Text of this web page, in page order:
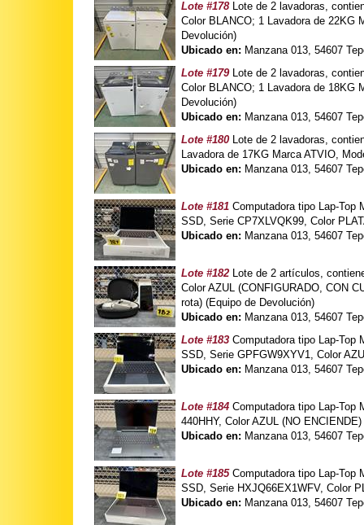
Lote #178Lote de 2 lavadoras,
Color BLANCO; 1 Lavadora de 22KG
Devolución)
Ubicado en: Manzana 013, 54607
Lote #179Lote de 2 lavadoras,
Color BLANCO; 1 Lavadora de 18KG
Devolución)
Ubicado en: Manzana 013, 54607
Lote #180 Lote de 2 lavadoras,
Lavadora de 17KG Marca ATVIO,
Ubicado en: Manzana 013, 54607
Lote #181 Computadora tipo Lap-Top
SSD, Serie CP7XLVQK99, Color
Ubicado en: Manzana 013, 54607
Lote #182 Lote de 2 artículos,
Color AZUL (CONFIGURADO, CON
rota) (Equipo de Devolución)
Ubicado en: Manzana 013, 54607
Lote #183 Computadora tipo Lap-Top
SSD, Serie GPFGW9XYV1, Color
Ubicado en: Manzana 013, 54607
Lote #184 Computadora tipo Lap-Top
440HHY, Color AZUL (NO
Ubicado en: Manzana 013, 54607
Lote #185Computadora tipo Lap-Top
SSD, Serie HXJQ66EX1WFV, Color
Ubicado en: Manzana 013, 54607